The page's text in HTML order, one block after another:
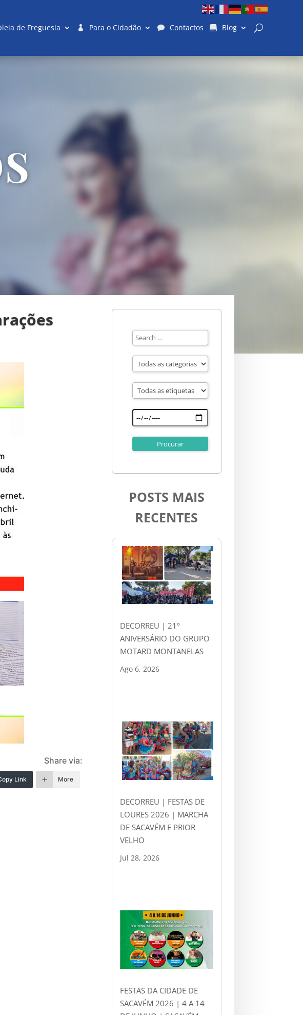
de Freguesia Para o Cidadão Contactos Blog
Share via:
Link More
POSTS MAIS
RECENTES
DECORREU | 21º
ANIVERSÁRIO DO GRUPO
MOTARD MONTANELAS
Ago 6, 2026
DECORREU | FESTAS DE
LOURES 2026 | MARCHA
DE SACAVÉM E PRIOR
VELHO
Jul 28, 2026
FESTAS DA CIDADE DE
SACAVÉM 2026 | 4 A 14